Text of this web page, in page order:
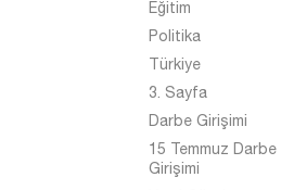
Trabzon
Tunceli
Uşak
Van
Yalova
Eğitim
Politika
Türkiye
3. Sayfa
Darbe Girişimi
15 Temmuz Darbe
Girişimi